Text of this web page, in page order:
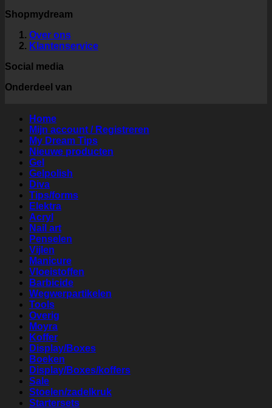
Shopmydream
Over ons
Klantenservice
Social media
Onderdeel van
Home
Mijn account / Registreren
My Dream Tips
Nieuwe producten
Gel
Gelpolish
Diva
Tips/forms
Elektra
Acryl
Nail art
Penselen
Vijlen
Manicure
Vloeistoffen
Barbicide
Wegwerpartikelen
Tools
Overig
Moyra
Koffer
Display/Boxes
Boeken
Display/Boxes/koffers
Sale
Stoelen/zadelkruk
Startersets